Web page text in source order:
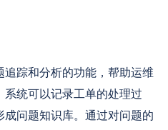
踪和分析的功能，帮助运维
系统可以记录工单的处理过
问题知识库。通过对问题的